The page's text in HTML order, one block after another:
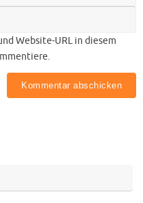
Website-URL in diesem